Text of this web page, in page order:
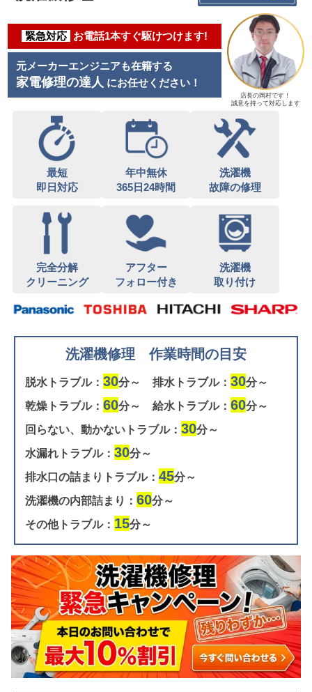
緊急対応 お電話1本すぐ駆けつけます!
元メーカーエンジニアも在籍する
家電修理の達人 にお任せください！
店長の岡村です！
誠意を持って対応します
最短
即日対応
年中無休
365日24時間
洗濯機
故障の修理
完全分解
クリーニング
アフター
フォロー付き
洗濯機
取り付け
洗濯機修理 作業時間の目安
脱水トラブル： 30分～ 排水トラブル： 30分～
乾燥トラブル： 60分～ 給水トラブル： 60分～
回らない、動かないトラブル： 30分～
水漏れトラブル： 30分～
排水口の詰まりトラブル： 45分～
洗濯機の内部詰まり： 60分～
その他トラブル： 15分～